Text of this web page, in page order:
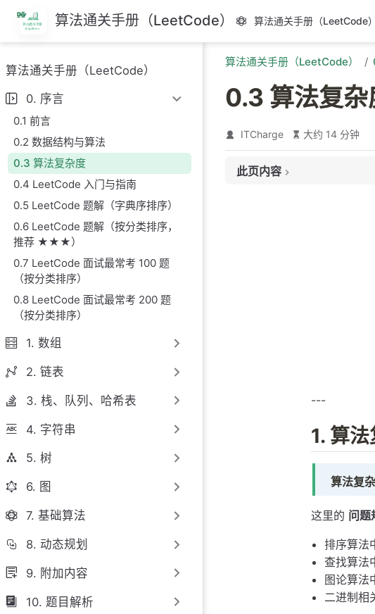
跳
至
主
要
內
容
算法通关手册（LeetCode） 算法通关手册（LeetCode）
算法通关手册（LeetCode）
0. 序言
0.1 前言
0.2 数据结构与算法
0.3 算法复杂度
0.4 LeetCode 入门与指南
0.5 LeetCode 题解（字典序排序）
0.6 LeetCode 题解（按分类排序，
推荐 ★★★）
0.7 LeetCode 面试最常考 100 题
（按分类排序）
0.8 LeetCode 面试最常考 200 题
（按分类排序）
1. 数组
2. 链表
3. 栈、队列、哈希表
4. 字符串
5. 树
6. 图
7. 基础算法
8. 动态规划
9. 附加内容
10. 题目解析
算法通关手册（LeetCode）
0.3 算法复杂
ITCharge 大约 14 分钟
此页内容
---
1. 算
算法复
这里的 问题
排序算法
查找算法
图论算法
二进制相